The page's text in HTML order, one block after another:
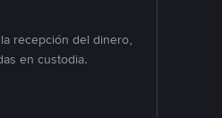
recepción del dinero,
en custodia.